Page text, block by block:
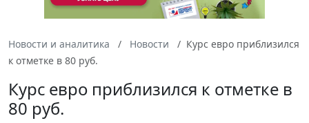
Новости и аналитика Новости
Курс евро приблизился
к отметке в 80 руб.
Курс евро приблизился к отметке в
80 руб.